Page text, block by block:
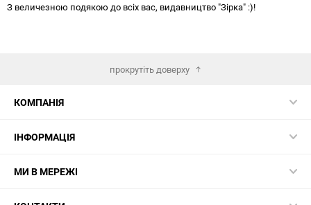
З величезною подякою до всіх вас, видавництво "Зірка" :)!
прокрутіть доверху
КОМПАНІЯ
ІНФОРМАЦІЯ
МИ В МЕРЕЖІ